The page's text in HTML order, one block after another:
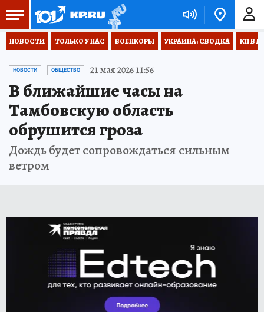
НОВОСТИ ТОЛЬКО У НАС ВОЕНКОРЫ УКРАИНА: СВОДКА КП В
НОВОСТИ ОБЩЕСТВО 21 мая 2026 11:56
В ближайшие часы на
Тамбовскую область
обрушится гроза
Дождь будет сопровождаться сильным
ветром